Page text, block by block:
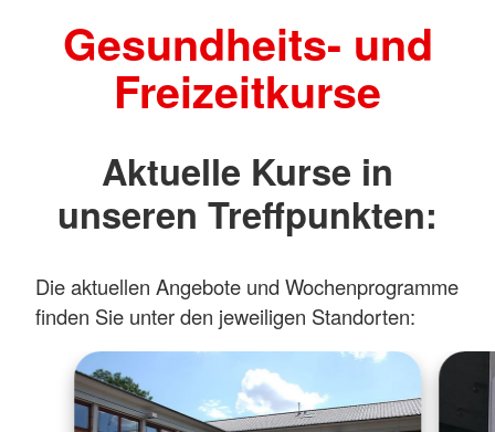
Gesundheits- und
Freizeitkurse
Aktuelle Kurse in
unseren Treffpunkten:
Die aktuellen Angebote und Wochenprogramme
finden Sie unter den jeweiligen Standorten: